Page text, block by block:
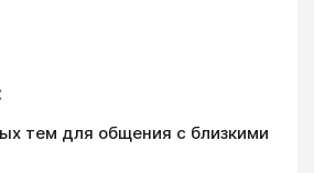
тем для общения с близкими